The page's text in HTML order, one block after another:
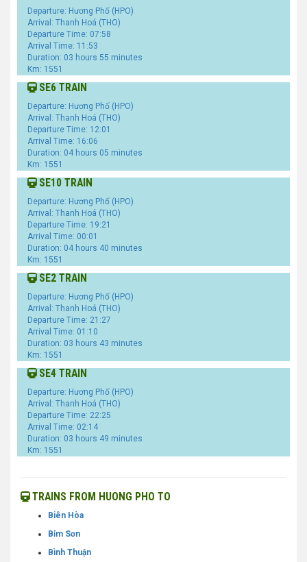
Departure: Hương Phố (HPO)
Arrival: Thanh Hoá (THO)
Departure Time: 07:58
Arrival Time: 11:53
Duration: 03 hours 55 minutes
Km: 1551
SE6 TRAIN
Departure: Hương Phố (HPO)
Arrival: Thanh Hoá (THO)
Departure Time: 12:01
Arrival Time: 16:06
Duration: 04 hours 05 minutes
Km: 1551
SE10 TRAIN
Departure: Hương Phố (HPO)
Arrival: Thanh Hoá (THO)
Departure Time: 19:21
Arrival Time: 00:01
Duration: 04 hours 40 minutes
Km: 1551
SE2 TRAIN
Departure: Hương Phố (HPO)
Arrival: Thanh Hoá (THO)
Departure Time: 21:27
Arrival Time: 01:10
Duration: 03 hours 43 minutes
Km: 1551
SE4 TRAIN
Departure: Hương Phố (HPO)
Arrival: Thanh Hoá (THO)
Departure Time: 22:25
Arrival Time: 02:14
Duration: 03 hours 49 minutes
Km: 1551
TRAINS FROM HUONG PHO TO
Biên Hòa
Bỉm Sơn
Bình Thuận